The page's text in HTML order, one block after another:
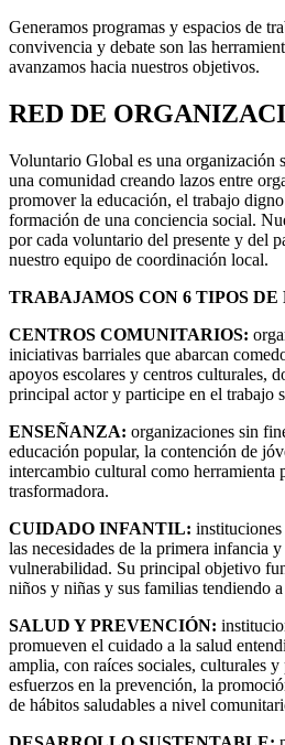
Generamos programas y espacios de
convivencia y debate son las
avanzamos hacia nuestros objetivos.
RED DE
Voluntario Global es una organización
una comunidad creando lazos entre
promover la educación, el trabajo
formación de una conciencia social.
por cada voluntario del presente y del
nuestro equipo de coordinación local.
TRABAJAMOS CON 6 TIPOS DE
CENTROS COMUNITARIOS:
iniciativas barriales que abarcan
apoyos escolares y centros culturales,
principal actor y participe en el trabajo
ENSEÑANZA: organizaciones sin
educación popular, la contención de
intercambio cultural como herramienta
trasformadora.
CUIDADO INFANTIL: instituciones
las necesidades de la primera infancia
vulnerabilidad. Su principal objetivo
niños y niñas y sus familias tendiendo
SALUD Y PREVENCIÓN:
promueven el cuidado a la salud
amplia, con raíces sociales, culturales
esfuerzos en la prevención, la
de hábitos saludables a nivel